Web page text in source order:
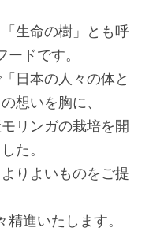
生命の樹」とも呼
ードです。
日本の人々の体と
想いを胸に、
リンガの栽培を開
た。
りよいものをご提
進いたします。